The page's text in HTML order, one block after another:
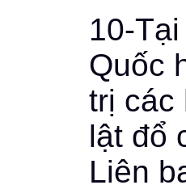
10-
Quốc
trị các
lật đổ
Liên